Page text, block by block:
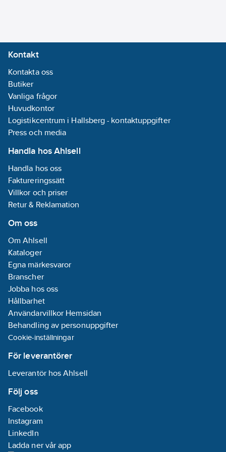
höga träd
Grön UV-beständig
PVC
Rymmer 75 liter
Kraftig dragkedja -
flera kan kopplas
samman
Artikelnummer: 36484348
Lev. artikelnr: 500291
Ean
artikelnr:
3394665002910
Materialklass TO229B
Kontakt
Kontakta oss
Butiker
Vanliga frågor
Huvudkontor
Logistikcentrum i Hallsberg - kontaktuppgifter
Press och media
Handla hos Ahlsell
Handla hos oss
Faktureringssätt
Villkor och priser
Retur & Reklamation
Om oss
Om Ahlsell
Kataloger
Egna märkesvaror
Branscher
Jobba hos oss
Hållbarhet
Användarvillkor Hemsidan
Behandling av personuppgifter
Cookie-inställningar
För leverantörer
Leverantör hos Ahlsell
Följ oss
Facebook
Instagram
LinkedIn
Ladda ner vår app